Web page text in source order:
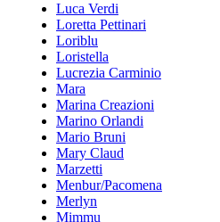
Luca Verdi
Loretta Pettinari
Loriblu
Loristella
Lucrezia Carminio
Mara
Marina Creazioni
Marino Orlandi
Mario Bruni
Mary Claud
Marzetti
Menbur/Pacomena
Merlyn
Mimmu